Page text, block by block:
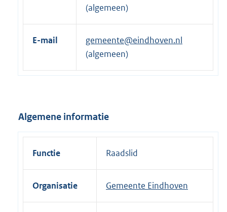
x
t
r
e
n
k
(algemeen)
E-mail
gemeente@eindhoven.nl
(algemeen)
Algemene informatie
Functie Raadslid
Organisatie Gemeente Eindhoven